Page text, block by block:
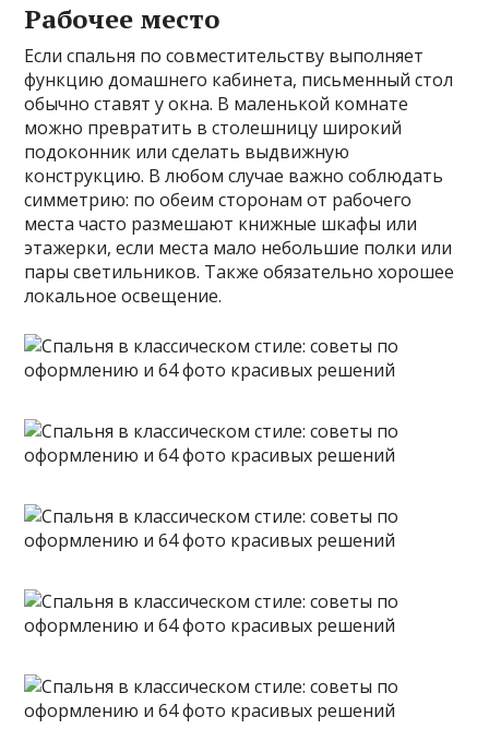
Рабочее место
Если спальня по совместительству выполняет
функцию домашнего кабинета, письменный стол
обычно ставят у окна. В маленькой комнате
можно превратить в столешницу широкий
подоконник или сделать выдвижную
конструкцию. В любом случае важно соблюдать
симметрию: по обеим сторонам от рабочего
места часто размешают книжные шкафы или
этажерки, если места мало небольшие полки или
пары светильников. Также обязательно хорошее
локальное освещение.